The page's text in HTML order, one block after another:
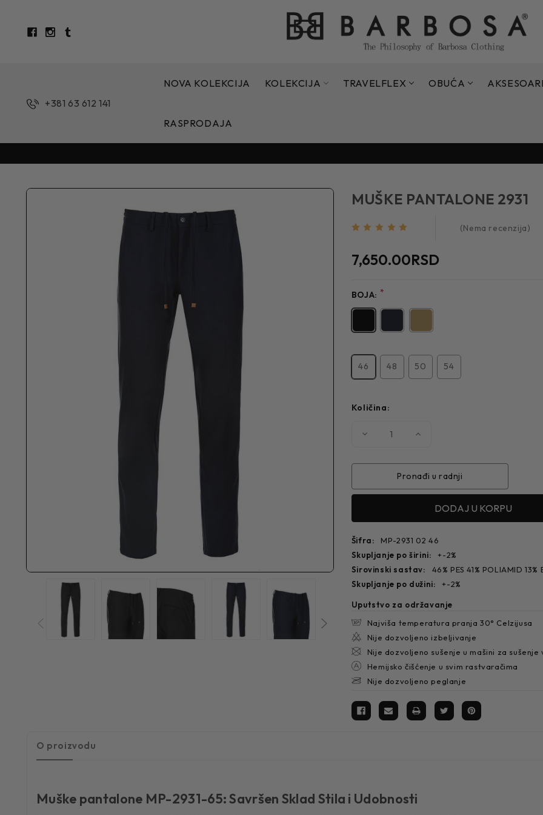
+381 63 612 141
NOVA KOLEKCIJA KOLEKCIJA TRAVELFLEX OBUĆA AKSESOARI
RASPRODAJA
Sezonsko sniženje do 70% - 15.07. - 11.09.2026.
MUŠKE PANTALONE 2931
(Nema recenzija)
7,650.00RSD
BOJA: *
46 48 50 54
Količina:
Smanjite
2931
Povećajte
2931
Pronađi u radnji
Šifra: MP-2931 02 46
sirovinski sastav: 46% PES 41% POLIAMID 13%
Najviša temperatura pranja 30° Celzijusa
Nije dozvoljeno peglanje
Hemijsko čišćenje u svim rastvaračima
Nije dozvoljeno izbeljivanje
Nije dozvoljeno sušenje u mašini za sušenje
skupljanje po dužini: +-2%
skupljanje po širini: +-2%
Uputstvo za održavanje
O proizvodu
Muške pantalone MP-2931-65:Savršen Sklad Stila i Udobnosti